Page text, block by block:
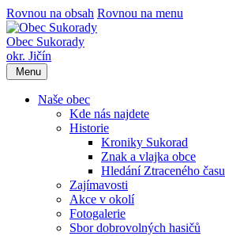
Rovnou na obsah Rovnou na menu
Obec Sukorady
okr. Jičín
Menu
Naše obec
Kde nás najdete
Historie
Kroniky Sukorad
Znak a vlajka obce
Hledání Ztraceného času
Zajímavosti
Akce v okolí
Fotogalerie
Sbor dobrovolných hasičů